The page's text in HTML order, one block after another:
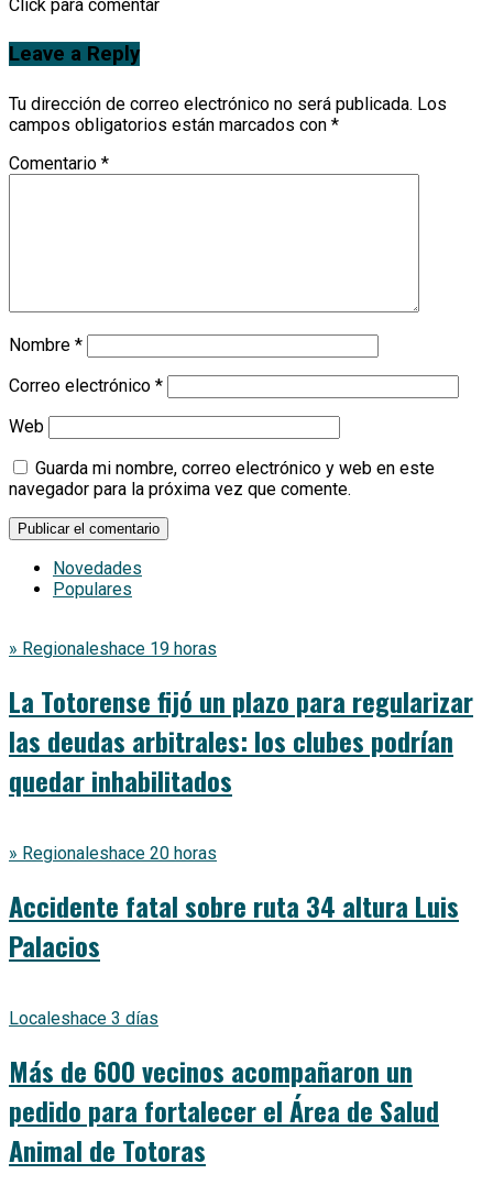
Click para comentar
Leave a Reply
Tu dirección de correo electrónico no será publicada. Los
campos obligatorios están marcados con *
Comentario *
Nombre *
Correo electrónico *
Web
Guarda mi nombre, correo electrónico y web en este
navegador para la próxima vez que comente.
Novedades
Populares
» Regionaleshace 19 horas
La Totorense fijó un plazo para regularizar
las deudas arbitrales: los clubes podrían
quedar inhabilitados
» Regionaleshace 20 horas
Accidente fatal sobre ruta 34 altura Luis
Palacios
Localeshace 3 días
Más de 600 vecinos acompañaron un
pedido para fortalecer el Área de Salud
Animal de Totoras